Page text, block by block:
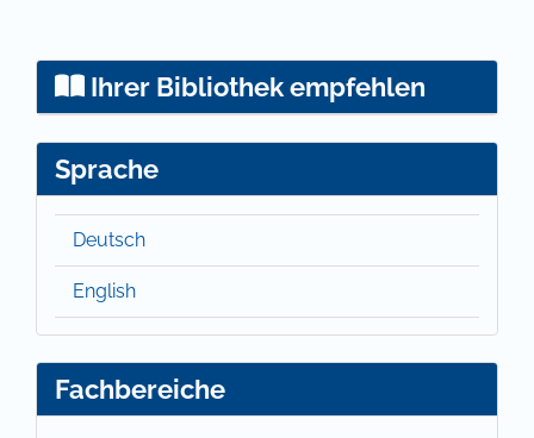
Ihrer Bibliothek empfehlen
Sprache
Deutsch
English
Fachbereiche